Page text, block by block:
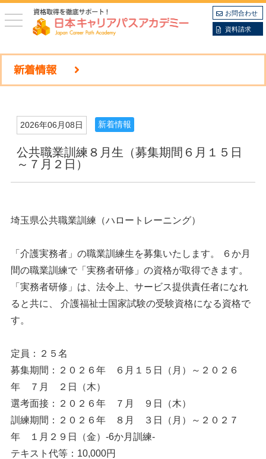
toggle
navigation
お問合わせ
資料請求
新着情報
2026年06月08日 新着情報
公共職業訓練８月生（募集期間６月１５日
～７月２日）
埼玉県公共職業訓練（ハロートレーニング）
「介護実務者」の職業訓練生を募集いたします。 ６か月
間の職業訓練で「実務者研修」の資格が取得できます。
「実務者研修」は、法令上、サービス提供責任者になれ
ると共に、 介護福祉士国家試験の受験資格になる資格で
す。
定員：２５名
募集期間：２０２６年 ６月１５日（月）～２０２６
年 ７月 ２日（木）
選考面接：２０２６年 ７月 ９日（木）
訓練期間：２０２６年 ８月 ３日（月）～２０２７
年 １月２９日（金）-6か月訓練-
テキスト代等：10,000円